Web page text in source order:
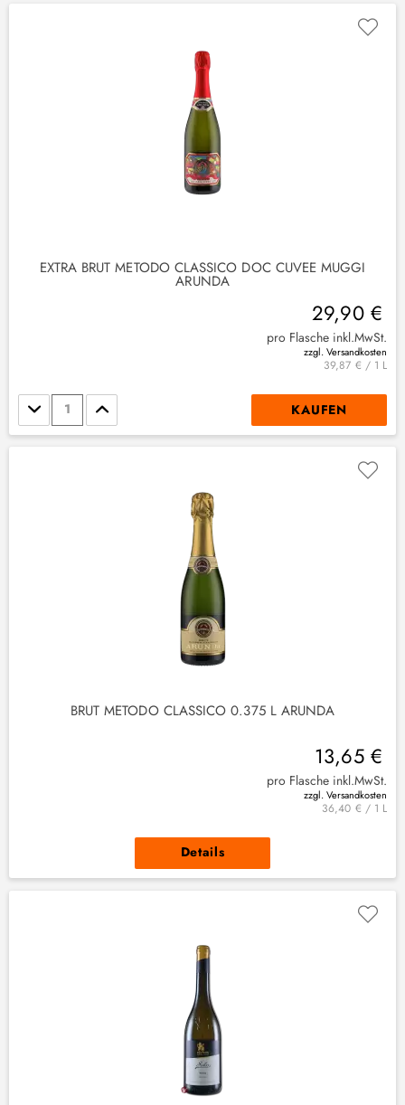
EXTRA BRUT METODO CLASSICO DOC CUVEE MUGGI
ARUNDA
29,90 €
pro Flasche inkl.MwSt.
zzgl. Versandkosten
39,87 € / 1 L
Stückzahl KAUFEN
BRUT METODO CLASSICO 0.375 L ARUNDA
13,65 €
pro Flasche inkl.MwSt.
zzgl. Versandkosten
36,40 € / 1 L
Details